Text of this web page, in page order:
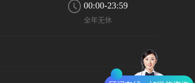
00:00-23:59
全年无休